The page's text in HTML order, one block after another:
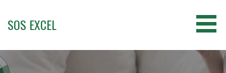
contenuto
SOS EXCEL